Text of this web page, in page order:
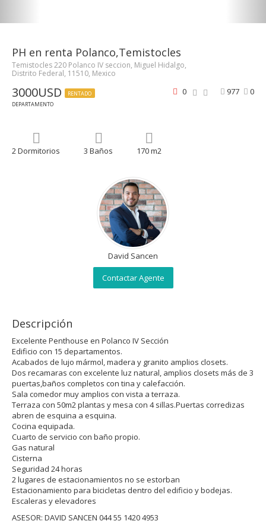
PH en renta Polanco,Temistocles
Temistocles 220 Polanco IV seccion, Miguel Hidalgo,
Distrito Federal, 11510, Mexico
3000USD
RENTADO
DEPARTAMENTO
977 0
0
2 Dormitorios 3 Baños 170 m2
David Sancen
Contactar Agente
Descripción
Excelente Penthouse en Polanco IV Sección
Edificio con 15 departamentos.
Acabados de lujo mármol, madera y granito amplios closets.
Dos recamaras con excelente luz natural, amplios closets más de 3
puertas,baños completos con tina y calefacción.
Sala comedor muy amplios con vista a terraza.
Terraza con 50m2 plantas y mesa con 4 sillas.Puertas corredizas
abren de esquina a esquina.
Cocina equipada.
Cuarto de servicio con baño propio.
Gas natural
Cisterna
Seguridad 24 horas
2 lugares de estacionamientos no se estorban
Estacionamiento para bicicletas dentro del edificio y bodejas.
Escaleras y elevadores
ASESOR: DAVID SANCEN 044 55 1420 4953